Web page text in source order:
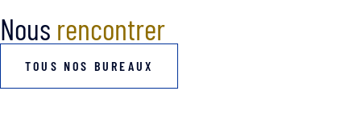
Nous rencontrer
TOUS NOS BUREAUX